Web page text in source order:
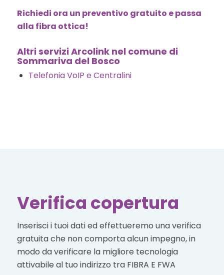
Richiedi ora un preventivo gratuito e passa
alla fibra ottica!
Altri servizi Arcolink nel comune di
Sommariva del Bosco
Telefonia VoIP e Centralini
Verifica copertura
Inserisci i tuoi dati ed effettueremo una verifica
gratuita che non comporta alcun impegno, in
modo da verificare la migliore tecnologia
attivabile al tuo indirizzo tra FIBRA E FWA